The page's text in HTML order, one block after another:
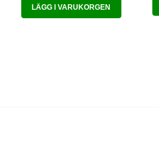
LÄGG I VARUKORGEN